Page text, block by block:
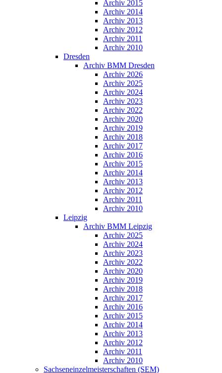
Archiv 2015
Archiv 2014
Archiv 2013
Archiv 2012
Archiv 2011
Archiv 2010
Dresden
Archiv BMM Dresden
Archiv 2026
Archiv 2025
Archiv 2024
Archiv 2023
Archiv 2022
Archiv 2020
Archiv 2019
Archiv 2018
Archiv 2017
Archiv 2016
Archiv 2015
Archiv 2014
Archiv 2013
Archiv 2012
Archiv 2011
Archiv 2010
Leipzig
Archiv BMM Leipzig
Archiv 2025
Archiv 2024
Archiv 2023
Archiv 2022
Archiv 2020
Archiv 2019
Archiv 2018
Archiv 2017
Archiv 2016
Archiv 2015
Archiv 2014
Archiv 2013
Archiv 2012
Archiv 2011
Archiv 2010
Sachseneinzelmeisterschaften (SEM)